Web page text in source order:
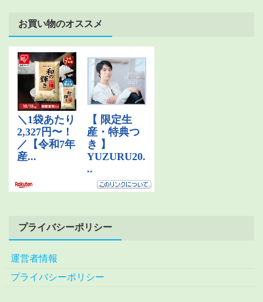
お買い物のオススメ
プライバシーポリシー
運営者情報
プライバシーポリシー